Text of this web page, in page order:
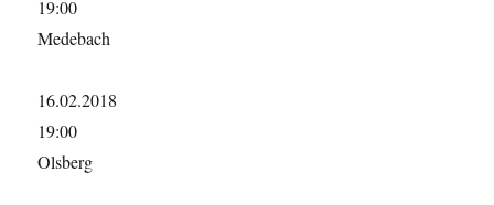
19:00
Medebach
16.02.2018
19:00
Olsberg